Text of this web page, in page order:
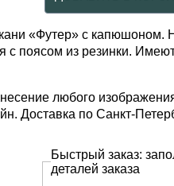
«Футер» с капюшоном.
с поясом из резинки.
любого
Доставка по Санкт-
Быстрый заказ:
деталей заказа